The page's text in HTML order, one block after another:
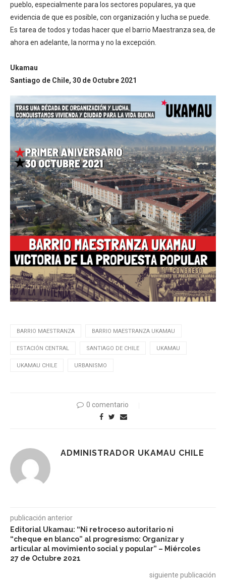
pueblo, especialmente para los sectores populares, ya que
evidencia de que es posible, con organización y lucha se puede.
Es tarea de todos y todas hacer que el barrio Maestranza sea, de
ahora en adelante, la norma y no la excepción.
Ukamau
Santiago de Chile, 30 de Octubre 2021
BARRIO MAESTRANZA BARRIO MAESTRANZA UKAMAU
ESTACIÓN CENTRAL SANTIAGO DE CHILE UKAMAU
UKAMAU CHILE URBANISMO
0 comentario
ADMINISTRADOR UKAMAU CHILE
publicación anterior
Editorial Ukamau: “Ni retroceso autoritario ni
“cheque en blanco” al progresismo: Organizar y
articular al movimiento social y popular” – Miércoles
27 de Octubre 2021
siguiente publicación